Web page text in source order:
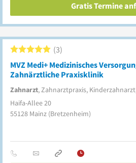
Gratis Termine
MVZ Medi+ Medizinisches
Zahnärztliche Praxisklinik
Zahnarzt, Zahnarztpraxis,
3
Haifa-Allee 20
55128 Mainz (Bretzenheim)